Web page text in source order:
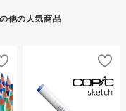
他の人気商品